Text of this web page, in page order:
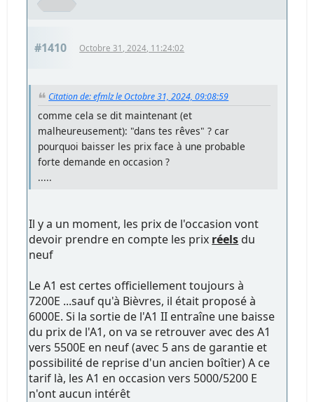
#1410 Octobre 31, 2024, 11:24:02
Citation de: efmlz le Octobre 31, 2024, 09:08:59
comme cela se dit maintenant (et
malheureusement): "dans tes rêves" ? car
pourquoi baisser les prix face à une probable
forte demande en occasion ?
.....
Il y a un moment, les prix de l'occasion vont
devoir prendre en compte les prix réels du
neuf
Le A1 est certes officiellement toujours à
7200E ...sauf qu'à Bièvres, il était proposé à
6000E. Si la sortie de l'A1 II entraîne une baisse
du prix de l'A1, on va se retrouver avec des A1
vers 5500E en neuf (avec 5 ans de garantie et
possibilité de reprise d'un ancien boîtier) A ce
tarif là, les A1 en occasion vers 5000/5200 E
n'ont aucun intérêt